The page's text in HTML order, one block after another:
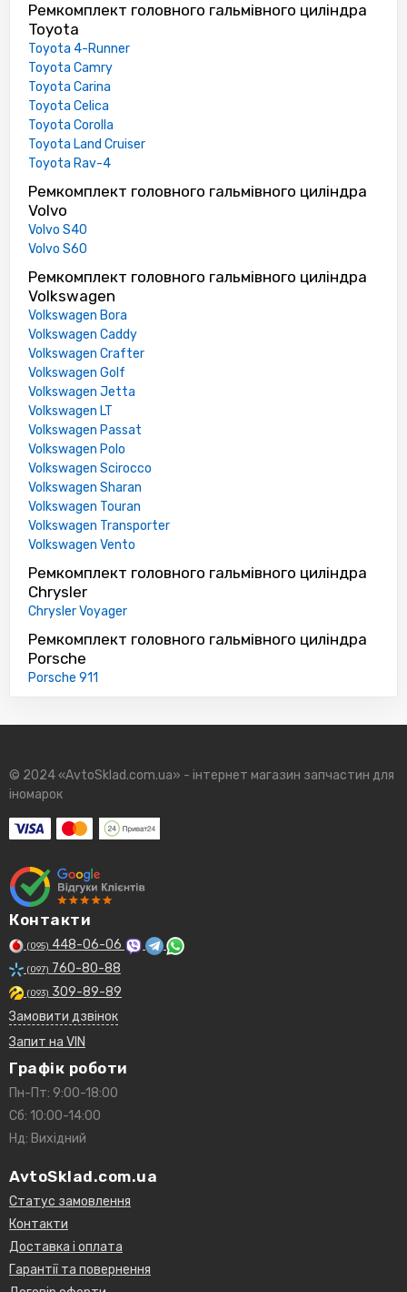
Ремкомплект головного гальмівного циліндра
Toyota
Toyota 4-Runner
Toyota Camry
Toyota Carina
Toyota Celica
Toyota Corolla
Toyota Land Cruiser
Toyota Rav-4
Ремкомплект головного гальмівного циліндра
Volvo
Volvo S40
Volvo S60
Ремкомплект головного гальмівного циліндра
Volkswagen
Volkswagen Bora
Volkswagen Caddy
Volkswagen Crafter
Volkswagen Golf
Volkswagen Jetta
Volkswagen LT
Volkswagen Passat
Volkswagen Polo
Volkswagen Scirocco
Volkswagen Sharan
Volkswagen Touran
Volkswagen Transporter
Volkswagen Vento
Ремкомплект головного гальмівного циліндра
Chrysler
Chrysler Voyager
Ремкомплект головного гальмівного циліндра
Porsche
Porsche 911
© 2024 «AvtoSklad.com.ua» - інтернет магазин запчастин для
іномарок
Контакти
(095) 448-06-06
(097) 760-80-88
(093) 309-89-89
Замовити дзвінок
Запит на VIN
Графік роботи
Пн-Пт: 9:00-18:00
Сб: 10:00-14:00
Нд: Вихідний
AvtoSklad.com.ua
Статус замовлення
Контакти
Доставка і оплата
Гарантії та повернення